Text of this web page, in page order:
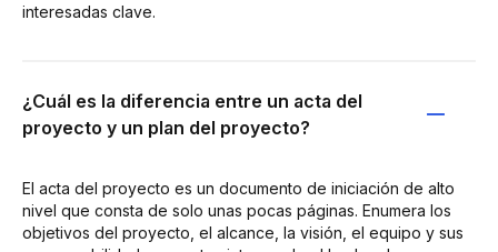
interesadas clave.
¿Cuál es la diferencia entre un acta del
proyecto y un plan del proyecto?
El acta del proyecto es un documento de iniciación de alto
nivel que consta de solo unas pocas páginas. Enumera los
objetivos del proyecto, el alcance, la visión, el equipo y sus